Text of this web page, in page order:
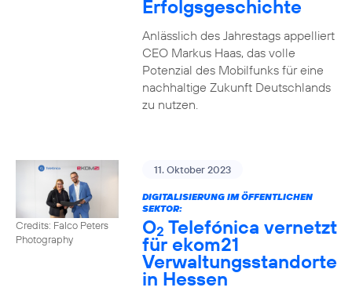
Erfolgsgeschichte
Anlässlich des Jahrestags appelliert
CEO Markus Haas, das volle
Potenzial des Mobilfunks für eine
nachhaltige Zukunft Deutschlands
zu nutzen.
Credits: Falco Peters
Photography
11. Oktober 2023
DIGITALISIERUNG IM ÖFFENTLICHEN
SEKTOR:
O2 Telefónica vernetzt
für ekom21
Verwaltungsstandorte
in Hessen